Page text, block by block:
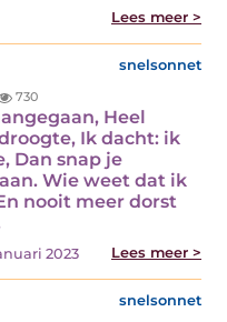
Lees meer >
snelsonnet
730
Heel
Ik dacht: ik
Dan snap je
Wie weet dat ik
nooit meer dorst
2023 Lees meer >
snelsonnet